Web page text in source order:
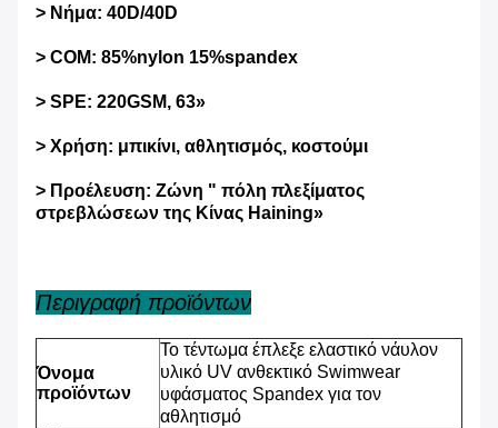
> Νήμα: 40D/40D
> COM: 85%nylon 15%spandex
> SPE: 220GSM, 63»
> Χρήση: μπικίνι, αθλητισμός, κοστούμι
> Προέλευση: Ζώνη " πόλη πλεξίματος
στρεβλώσεων της Κίνας Haining»
Περιγραφή προϊόντων
Όνομα
προϊόντων
Το τέντωμα έπλεξε ελαστικό νάυλον
υλικό UV ανθεκτικό Swimwear
υφάσματος Spandex για τον
αθλητισμό